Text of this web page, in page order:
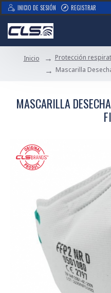
INICIO DE SESIÓN REGISTRAR
Inicio Protección
Mascarilla
MASCARILLA